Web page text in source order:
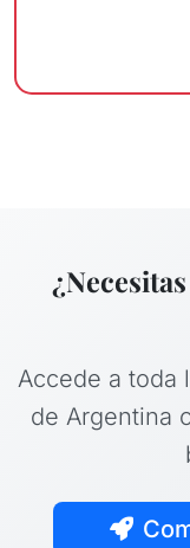
Accede a toda
de Argentina